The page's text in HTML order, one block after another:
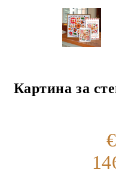
Картина за